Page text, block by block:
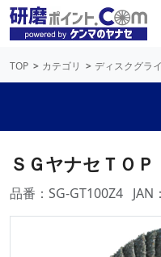
TOP カテゴリ ディスクグラ
ＳＧヤナセＴＯ
品番：SG-GT100Z4 JAN